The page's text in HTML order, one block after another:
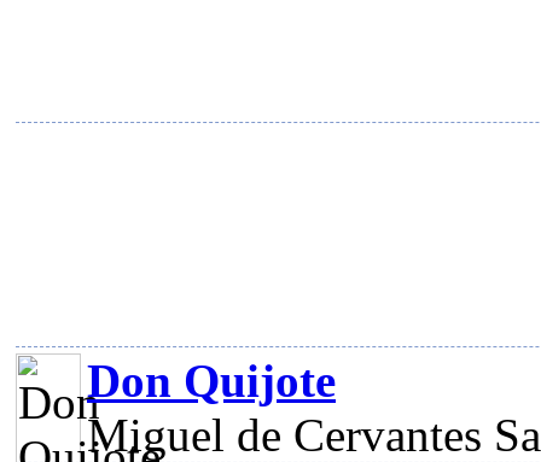
Don Quijote
Miguel de Cervantes